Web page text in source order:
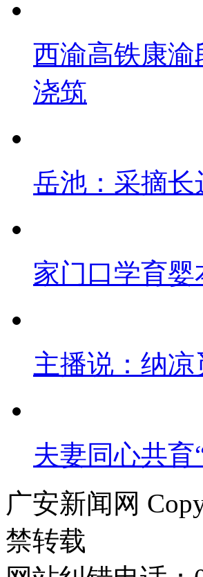
西渝高铁康
浇筑
岳池：采摘
家门口学育
主播说：纳
夫妻同心共育
广安新闻网
禁转载